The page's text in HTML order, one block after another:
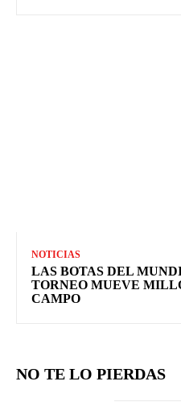
NOTICIAS
LAS BOTAS DEL
TORNEO MUEVE
CAMPO
NO TE LO PIERDAS